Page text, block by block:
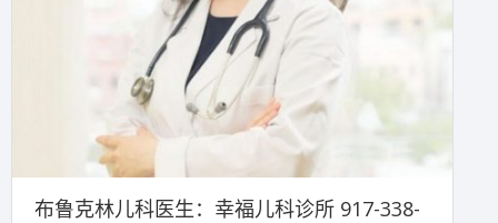
布鲁克林儿科医生：幸福儿科诊所 917-338-